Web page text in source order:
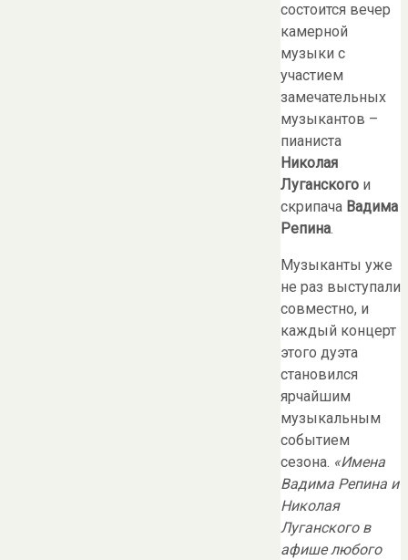
состоится вечер
камерной
музыки с
участием
замечательных
музыкантов –
пианиста
Николая
Луганского и
скрипача Вадима
Репина.
Музыканты уже
не раз выступали
совместно, и
каждый концерт
этого дуэта
становился
ярчайшим
музыкальным
событием
сезона. «Имена
Вадима Репина и
Николая
Луганского в
афише любого